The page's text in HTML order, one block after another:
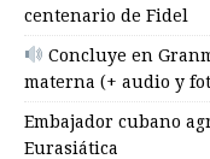
centenario de Fidel
Concluye en
materna (+ audio y
Embajador cubano
Eurasiática